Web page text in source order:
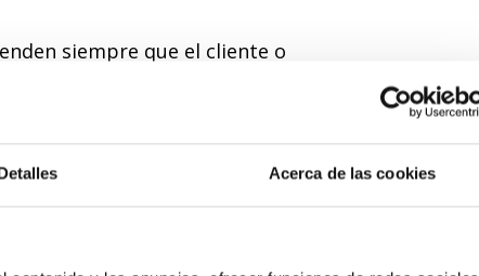
Acerca de las cookies
siempre que el cliente o
el
colección tenga los más
con sistema UV está
no solo en este artículo,